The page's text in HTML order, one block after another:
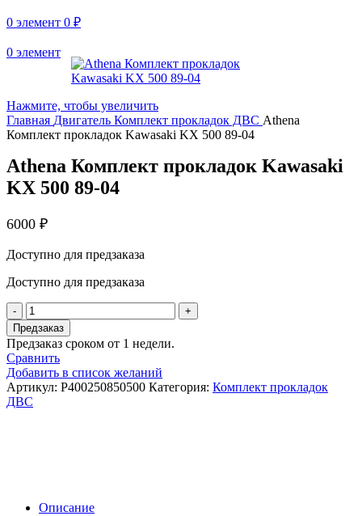
0 элемент 0 ₽
0 элемент
Нажмите, чтобы увеличить
Главная Двигатель Комплект прокладок ДВС Athena
Комплект прокладок Kawasaki KX 500 89-04
Athena Комплект прокладок Kawasaki
KX 500 89-04
6000 ₽
Доступно для предзаказа
Доступно для предзаказа
Количество
товара
Athena
Комплект
прокладок
Kawasaki
KX
500
Предзаказ
Предзаказ сроком от 1 недели.
Сравнить
Добавить в список желаний
Артикул: P400250850500 Категория: Комплект прокладок
ДВС
Описание